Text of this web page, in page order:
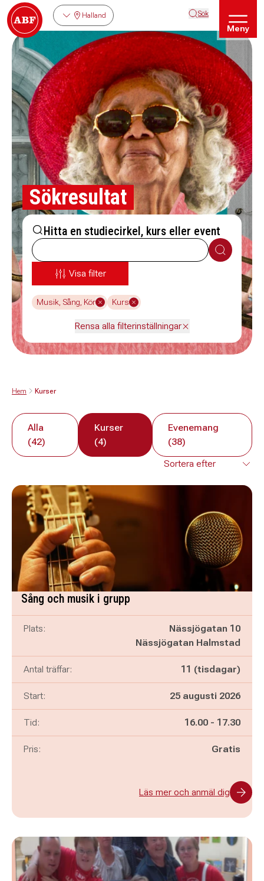
Halland Sök
Meny
Sökresultat
Hitta en studiecirkel, kurs eller event
Sök
Visa filter
Musik, Sång, Kör Kurs
Rensa alla filterinställningar
Hem Kurser
Alla
(42)
Kurser
(4)
Evenemang
(38)
Sång och musik i grupp
Plats:
Nässjögatan 10
Nässjögatan Halmstad
Antal träffar: 11 (tisdagar)
Start: 25 augusti 2026
Tid: Pågår mellan
16.00 - och
17.30
Pris: Gratis
Läs mer och anmäl dig